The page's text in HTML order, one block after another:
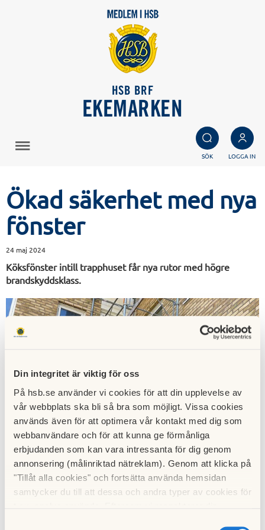
Din integritet är viktig för oss
På hsb.se använder vi cookies för att din upplevelse av
vår webbplats ska bli så bra som möjligt. Vissa cookies
används även för att optimera vår kontakt med dig som
webbanvändare och för att kunna ge förmånliga
erbjudanden som kan vara intressanta för dig genom
annonsering (målinriktad nätreklam). Genom att klicka på
"Tillåt alla cookies" och fortsätta använda hemsidan
samtycker du till att dessa och andra typer av cookies för
HSB BRF
EKEMARKEN
SÖK LOGGA IN
Ökad säkerhet med nya
fönster
24 maj 2024
Köksfönster intill trapphuset får nya rutor med högre
brandskyddsklass.